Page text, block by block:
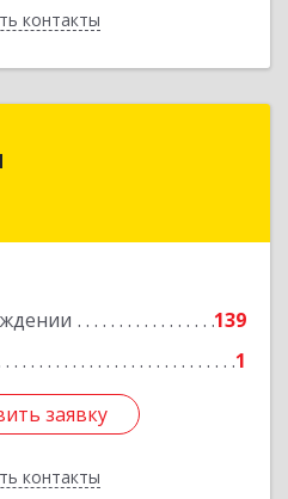
контакты
139
1
заявку
контакты
обл, Рославльский р-н,
заявку